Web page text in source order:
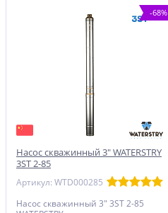
-68%
Насос скважинный 3" WATERSTRY
3ST 2-85
Артикул: WTD000285
Насос скважинный 3" 3ST 2-85